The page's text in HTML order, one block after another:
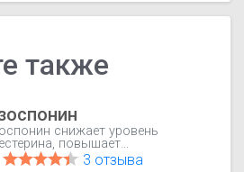
также
снижает уровень
повышает
фосфолипидов в
и снижает коэффициент
3 отзыва